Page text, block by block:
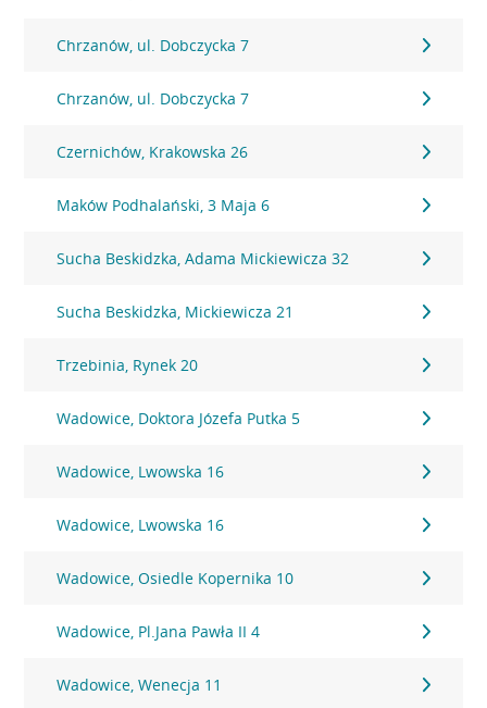
Chrzanów, ul. Dobczycka 7
Chrzanów, ul. Dobczycka 7
Czernichów, Krakowska 26
Maków Podhalański, 3 Maja 6
Sucha Beskidzka, Adama Mickiewicza 32
Sucha Beskidzka, Mickiewicza 21
Trzebinia, Rynek 20
Wadowice, Doktora Józefa Putka 5
Wadowice, Lwowska 16
Wadowice, Lwowska 16
Wadowice, Osiedle Kopernika 10
Wadowice, Pl.Jana Pawła II 4
Wadowice, Wenecja 11